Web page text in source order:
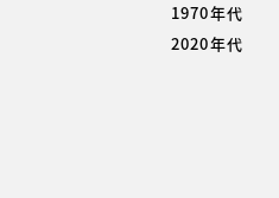
1970年代
2020年代